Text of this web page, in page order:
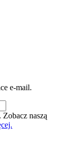
e-mail.
naszą